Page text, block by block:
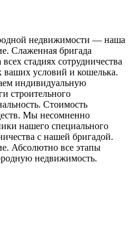
недвижимости — наша
Слаженная бригада
стадиях сотрудничества
условий и кошелька.
индивидуальную
строительного
Стоимость
Мы несомненно
нашего специального
с нашей бригадой.
Абсолютно все этапы
недвижимость.